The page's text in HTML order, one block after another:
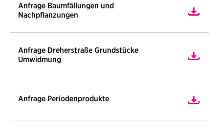
Anfrage Baumfällungen und
Nachpflanzungen
Anfrage Dreherstraße Grundstücke
Umwidmung
Anfrage Periodenprodukte